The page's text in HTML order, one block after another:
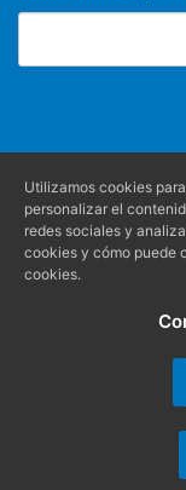
Información
Política de privacidad
Política de cookies
Utilizamos cookies
personalizar el
redes sociales y
cookies y cómo puede
cookies.